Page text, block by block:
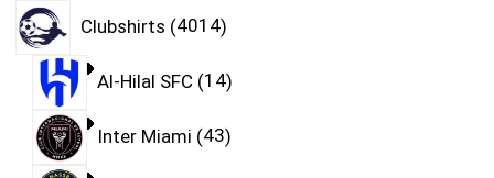
Clubshirts 4014
Al-Hilal SFC 14
Inter Miami 43